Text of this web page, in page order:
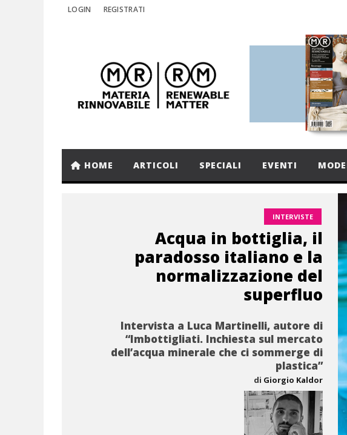
LOGIN REGISTRATI
HOME ARTICOLI SPECIALI EVENTI
INTERVISTE
Acqua in bottiglia, il
paradosso italiano e la
normalizzazione del
superfluo
Intervista a Luca Martinelli, autore di
“Imbottigliati. Inchiesta sul mercato
dell’acqua minerale che ci sommerge di
plastica”
di Giorgio Kaldor